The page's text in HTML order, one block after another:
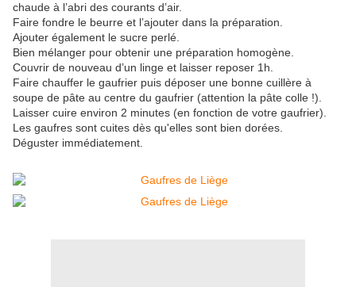
chaude à l’abri des courants d’air.
Faire fondre le beurre et l’ajouter dans la préparation.
Ajouter également le sucre perlé.
Bien mélanger pour obtenir une préparation homogène.
Couvrir de nouveau d’un linge et laisser reposer 1h.
Faire chauffer le gaufrier puis déposer une bonne cuillère à
soupe de pâte au centre du gaufrier (attention la pâte colle !).
Laisser cuire environ 2 minutes (en fonction de votre gaufrier).
Les gaufres sont cuites dès qu'elles sont bien dorées.
Déguster immédiatement.